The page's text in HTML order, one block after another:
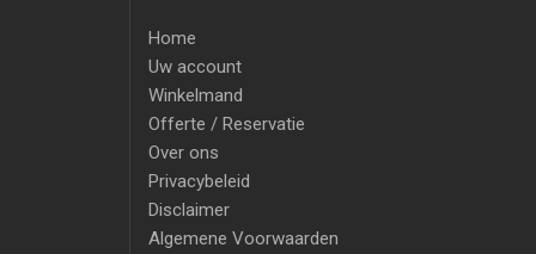
Home
Uw account
Winkelmand
Offerte / Reservatie
Over ons
Privacybeleid
Disclaimer
Algemene Voorwaarden